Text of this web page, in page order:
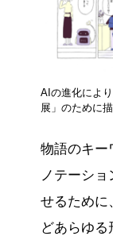
AIの進化によ
展」のために
物語のキー
ノテーシ
せるために
どあらゆる